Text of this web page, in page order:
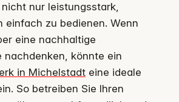
nicht nur leistungsstark,
einfach zu bedienen. Wenn
eine nachhaltige
nachdenken, könnte ein
in Michelstadt eine ideale
So betreiben Sie Ihren